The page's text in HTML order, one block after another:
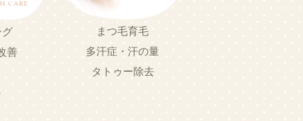
善
まつ毛育毛
多汗症・汗の量
タトゥー除去